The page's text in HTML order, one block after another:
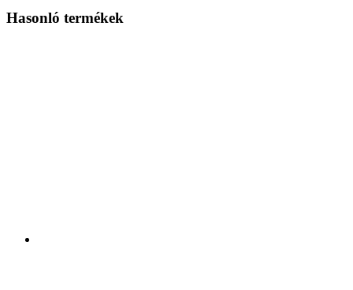
Hasonló termékek